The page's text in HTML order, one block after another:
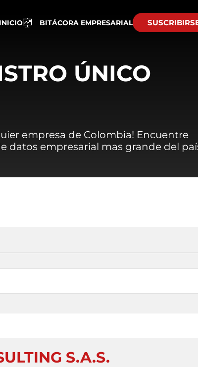
INICIO BITÁCORA EMPRESARIAL
ÚNICO
empresa de Colombia! Encuentre
datos empresarial mas grande del
S.A.S.